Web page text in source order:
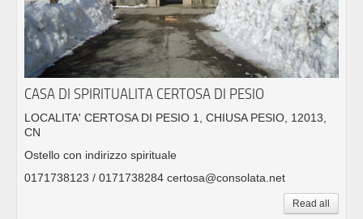
CASA DI SPIRITUALITA CERTOSA DI PESIO
LOCALITA' CERTOSA DI PESIO 1, CHIUSA PESIO, 12013,
CN
Ostello con indirizzo spirituale
0171738123 / 0171738284 certosa@consolata.net
Read all